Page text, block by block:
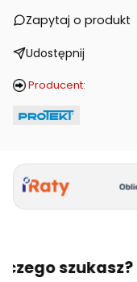
Zapytaj o produkt
Udostępnij
Producent:
szukasz?